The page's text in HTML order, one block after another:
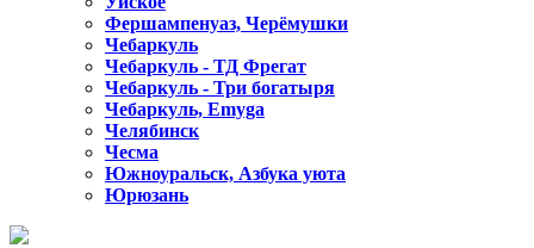
Фершампенуаз, Черёмушки
Чебаркуль
Чебаркуль - ТД Фрегат
Чебаркуль - Три богатыря
Чебаркуль, Emyga
Челябинск
Чесма
Южноуральск, Азбука уюта
Юрюзань